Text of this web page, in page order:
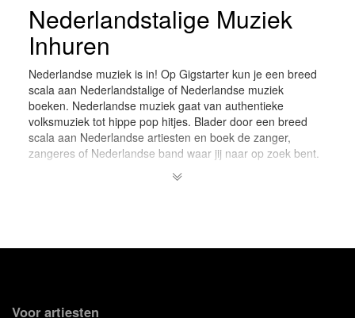
Nederlandstalige Muziek
Inhuren
Nederlandse muziek is in! Op Gigstarter kun je een breed
scala aan Nederlandstalige of Nederlandse muziek
boeken. Nederlandse muziek gaat van authentieke
volksmuziek tot hippe pop hitjes. Blader door een breed
scala aan Nederlandse artiesten en boek de zanger,
zangeres of Nederlandse band waar jij naar op zoek bent.
Meestal wordt smartlap of
Voor artiesten